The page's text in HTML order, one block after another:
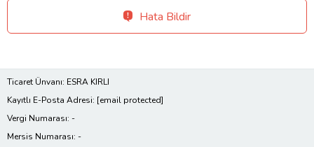
Hata Bildir
Ticaret Ünvanı: ESRA KIRLI
Kayıtlı E-Posta Adresi: [email protected]
Vergi Numarası: -
Mersis Numarası: -